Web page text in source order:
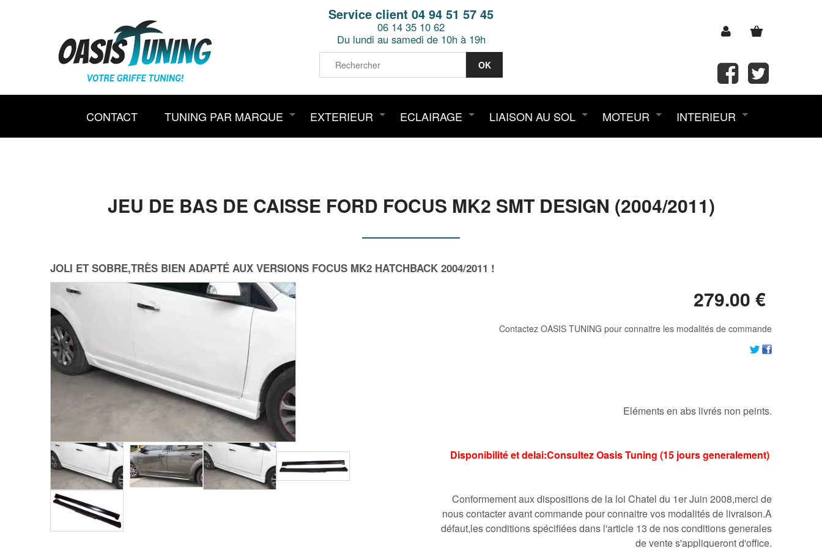
Service client 04 94 51 57 45
06 14 35 10 62
Du lundi au samedi de 10h à 19h
CONTACT TUNING PAR MARQUE EXTERIEUR ECLAIRAGE LIAISON AU SOL MOTEUR INTERIEUR
JEU DE BAS DE CAISSE FORD FOCUS MK2 SMT DESIGN (2004/2011)
JOLI ET SOBRE,TRÈS BIEN ADAPTÉ AUX VERSIONS FOCUS MK2 HATCHBACK 2004/2011 !
279.00 €
Contactez OASIS TUNING pour connaitre les modalités de commande
Eléments en abs livrés non peints.
Disponibilité et delai:Consultez Oasis Tuning (15 jours generalement)
Conformement aux dispositions de la loi Chatel du 1er Juin 2008,merci de
nous contacter avant commande pour connaitre vos modalités de livraison.A
défaut,les conditions spécifiées dans l'article 13 de nos conditions generales
de vente s'appliqueront d'office.